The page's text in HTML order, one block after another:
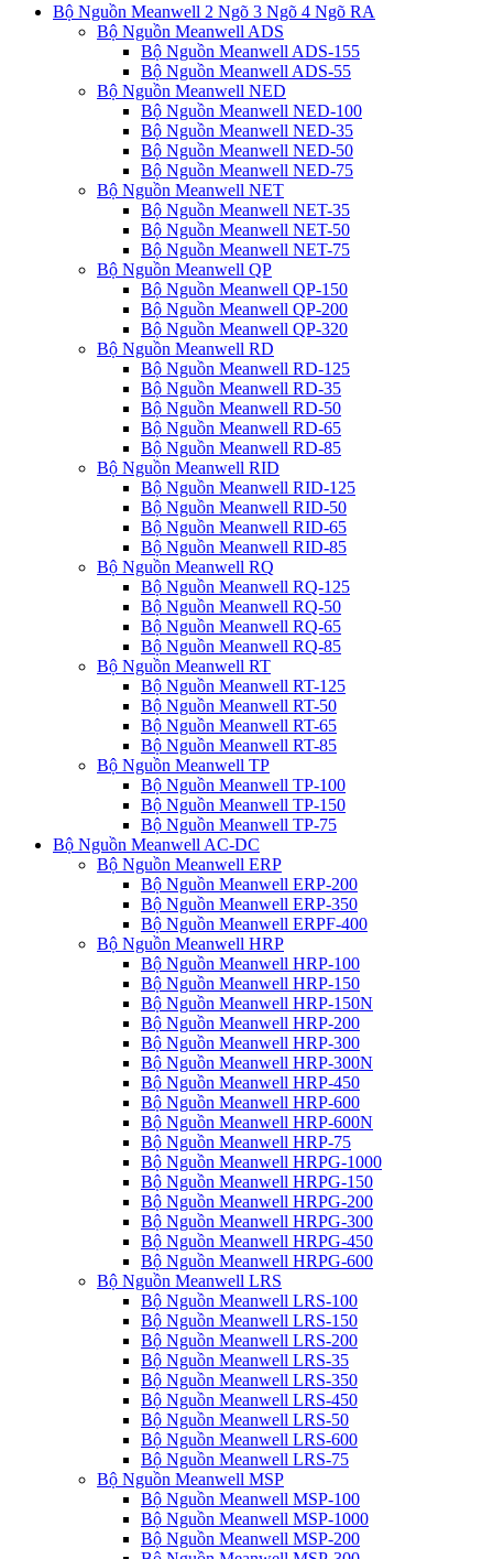
Bộ Nguồn Meanwell 2 Ngõ 3 Ngõ 4 Ngõ RA
Bộ Nguồn Meanwell ADS
Bộ Nguồn Meanwell ADS-155
Bộ Nguồn Meanwell ADS-55
Bộ Nguồn Meanwell NED
Bộ Nguồn Meanwell NED-100
Bộ Nguồn Meanwell NED-35
Bộ Nguồn Meanwell NED-50
Bộ Nguồn Meanwell NED-75
Bộ Nguồn Meanwell NET
Bộ Nguồn Meanwell NET-35
Bộ Nguồn Meanwell NET-50
Bộ Nguồn Meanwell NET-75
Bộ Nguồn Meanwell QP
Bộ Nguồn Meanwell QP-150
Bộ Nguồn Meanwell QP-200
Bộ Nguồn Meanwell QP-320
Bộ Nguồn Meanwell RD
Bộ Nguồn Meanwell RD-125
Bộ Nguồn Meanwell RD-35
Bộ Nguồn Meanwell RD-50
Bộ Nguồn Meanwell RD-65
Bộ Nguồn Meanwell RD-85
Bộ Nguồn Meanwell RID
Bộ Nguồn Meanwell RID-125
Bộ Nguồn Meanwell RID-50
Bộ Nguồn Meanwell RID-65
Bộ Nguồn Meanwell RID-85
Bộ Nguồn Meanwell RQ
Bộ Nguồn Meanwell RQ-125
Bộ Nguồn Meanwell RQ-50
Bộ Nguồn Meanwell RQ-65
Bộ Nguồn Meanwell RQ-85
Bộ Nguồn Meanwell RT
Bộ Nguồn Meanwell RT-125
Bộ Nguồn Meanwell RT-50
Bộ Nguồn Meanwell RT-65
Bộ Nguồn Meanwell RT-85
Bộ Nguồn Meanwell TP
Bộ Nguồn Meanwell TP-100
Bộ Nguồn Meanwell TP-150
Bộ Nguồn Meanwell TP-75
Bộ Nguồn Meanwell AC-DC
Bộ Nguồn Meanwell ERP
Bộ Nguồn Meanwell ERP-200
Bộ Nguồn Meanwell ERP-350
Bộ Nguồn Meanwell ERPF-400
Bộ Nguồn Meanwell HRP
Bộ Nguồn Meanwell HRP-100
Bộ Nguồn Meanwell HRP-150
Bộ Nguồn Meanwell HRP-150N
Bộ Nguồn Meanwell HRP-200
Bộ Nguồn Meanwell HRP-300
Bộ Nguồn Meanwell HRP-300N
Bộ Nguồn Meanwell HRP-450
Bộ Nguồn Meanwell HRP-600
Bộ Nguồn Meanwell HRP-600N
Bộ Nguồn Meanwell HRP-75
Bộ Nguồn Meanwell HRPG-1000
Bộ Nguồn Meanwell HRPG-150
Bộ Nguồn Meanwell HRPG-200
Bộ Nguồn Meanwell HRPG-300
Bộ Nguồn Meanwell HRPG-450
Bộ Nguồn Meanwell HRPG-600
Bộ Nguồn Meanwell LRS
Bộ Nguồn Meanwell LRS-100
Bộ Nguồn Meanwell LRS-150
Bộ Nguồn Meanwell LRS-200
Bộ Nguồn Meanwell LRS-35
Bộ Nguồn Meanwell LRS-350
Bộ Nguồn Meanwell LRS-450
Bộ Nguồn Meanwell LRS-50
Bộ Nguồn Meanwell LRS-600
Bộ Nguồn Meanwell LRS-75
Bộ Nguồn Meanwell MSP
Bộ Nguồn Meanwell MSP-100
Bộ Nguồn Meanwell MSP-1000
Bộ Nguồn Meanwell MSP-200